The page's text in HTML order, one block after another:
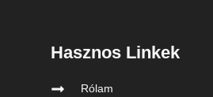
Hasznos Linkek
Rólam